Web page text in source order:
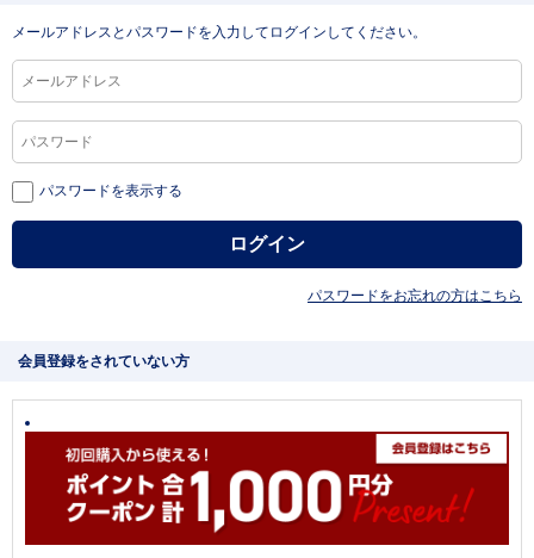
メールアドレスとパスワードを入力してログインしてください。
パスワードを表示する
パスワードをお忘れの方はこちら
会員登録をされていない方